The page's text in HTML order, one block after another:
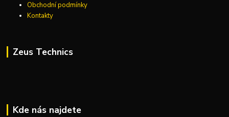
Obchodní podmínky
Kontakty
Zeus Technics
Kde nás najdete